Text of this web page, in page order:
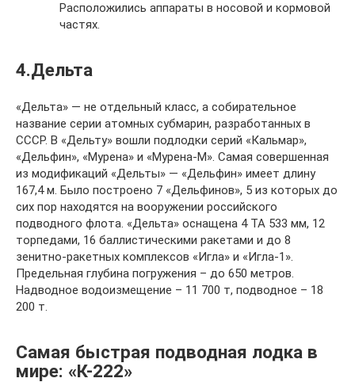
Расположились аппараты в носовой и кормовой
частях.
4.Дельта
«Дельта» — не отдельный класс, а собирательное
название серии атомных субмарин, разработанных в
СССР. В «Дельту» вошли подлодки серий «Кальмар»,
«Дельфин», «Мурена» и «Мурена-М». Самая совершенная
из модификаций «Дельты» — «Дельфин» имеет длину
167,4 м. Было построено 7 «Дельфинов», 5 из которых до
сих пор находятся на вооружении российского
подводного флота. «Дельта» оснащена 4 ТА 533 мм, 12
торпедами, 16 баллистическими ракетами и до 8
зенитно-ракетных комплексов «Игла» и «Игла-1».
Предельная глубина погружения – до 650 метров.
Надводное водоизмещение – 11 700 т, подводное – 18
200 т.
Самая быстрая подводная лодка в
мире: «К-222»